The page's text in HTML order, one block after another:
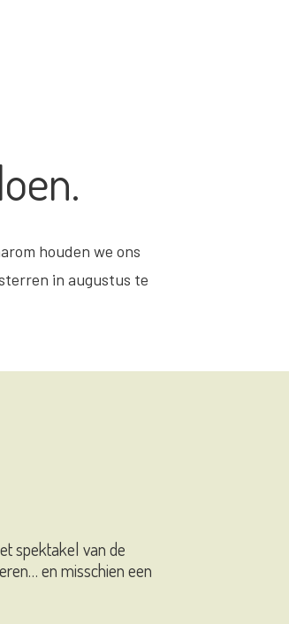
houden we ons
in augustus te
spektakel van de
en misschien een